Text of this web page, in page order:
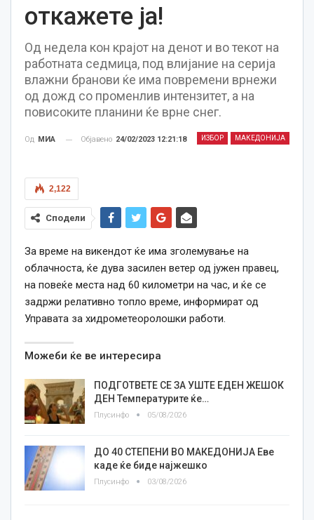
откажете ја!
Од недела кон крајот на денот и во текот на
работната седмица, под влијание на серија
влажни бранови ќе има повремени врнежи
од дожд со променлив интензитет, а на
повисоките планини ќе врне снег.
ИЗБОР МАКЕДОНИЈА
Од МИА Објавено 24/02/2023 12:21:18
2,122
Сподели
За време на викендот ќе има зголемување на
облачноста, ќе дува засилен ветер од јужен правец,
на повеќе места над 60 километри на час, и ќе се
задржи релативно топло време, информират од
Управата за хидрометеоролошки работи.
Можеби ќе ве интересира
ПОДГОТВЕТЕ СЕ ЗА УШТЕ ЕДЕН ЖЕШОК
ДЕН Температурите ќе…
Плусинфо 05/08/2026
ДО 40 СТЕПЕНИ ВО МАКЕДОНИЈА Еве
каде ќе биде најжешко
Плусинфо 03/08/2026